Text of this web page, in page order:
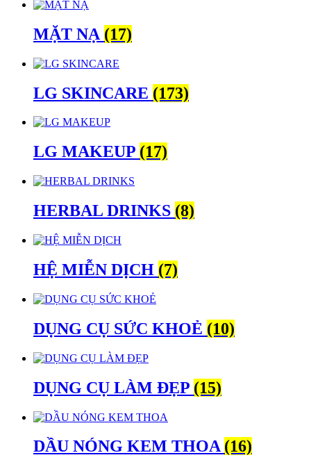
MẶT NẠ (17)
LG SKINCARE (173)
LG MAKEUP (17)
HERBAL DRINKS (8)
HỆ MIỄN DỊCH (7)
DỤNG CỤ SỨC KHOẺ (10)
DỤNG CỤ LÀM ĐẸP (15)
DẦU NÓNG KEM THOA(16)